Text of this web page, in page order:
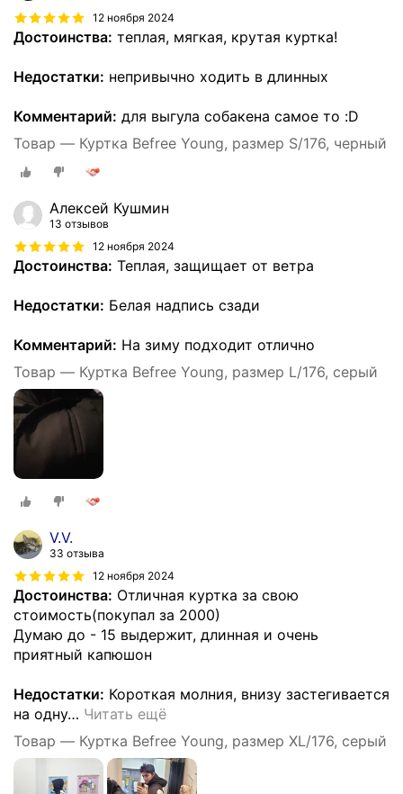
12 ноября 2024
Достоинства: теплая, мягкая, крутая куртка!
Недостатки: непривычно ходить в длинных
Комментарий: для выгула собакена самое то :D
Товар — Куртка Befree Young, размер S/176, черный
Алексей Кушмин
13 отзывов
12 ноября 2024
Достоинства: Теплая, защищает от ветра
Недостатки: Белая надпись сзади
Комментарий: На зиму подходит отлично
Товар — Куртка Befree Young, размер L/176, серый
V.V.
33 отзыва
12 ноября 2024
Достоинства: Отличная куртка за свою
стоимость(покупал за 2000)
Думаю до - 15 выдержит, длинная и очень
приятный капюшон
Недостатки: Короткая молния, внизу застегивается
на одну… Читать ещё
Товар — Куртка Befree Young, размер XL/176, серый